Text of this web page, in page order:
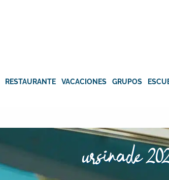
RESTAURANTE VACACIONES GRUPOS
ursinade